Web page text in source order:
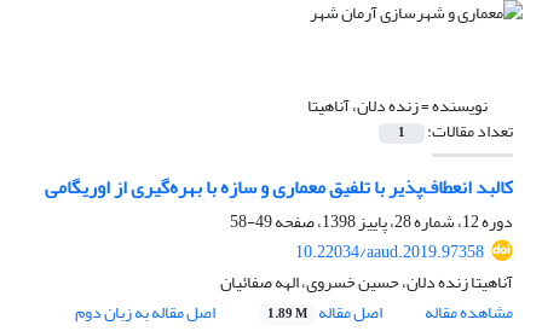
نویسنده =زنده دلان، آناهیتا
تعداد مقالات: 1
کالبد انعطاف‌پذیر با تلفیق معماری و سازه با بهره‌گیری از اوریگامی
دوره 12، شماره 28، پاییز 1398، صفحه
49-58
10.22034/aaud.2019.97358
آناهیتا زنده دلان، حسین خسروی، الهه صفائیان
مشاهده مقاله
اصل مقاله 1.89 M اصل مقاله به زبان دوم